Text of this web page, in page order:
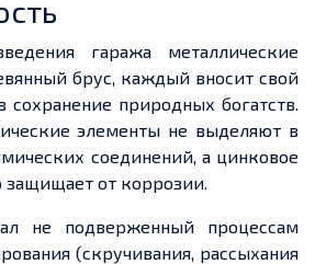
гаража металлические
брус, каждый вносит свой
сохранение природных богатств.
элементы не выделяют в
соединений, а цинковое
от коррозии.
не подверженный процессам
(скручивания, рассыхания